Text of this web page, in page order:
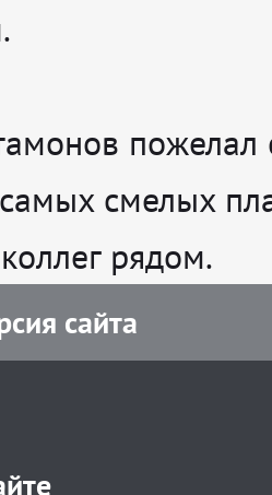
пожелал
смелых
рядом.
сайта